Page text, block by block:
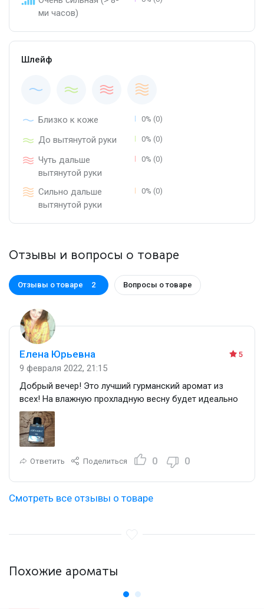
ми часов)
Шлейф
Близко к коже 0% (0)
До вытянутой руки 0% (0)
Чуть дальше
вытянутой руки
0% (0)
Сильно дальше
вытянутой руки
0% (0)
Отзывы и вопросы о товаре
Отзывы о товаре 2 Вопросы о товаре
5
Елена Юрьевна
9 февраля 2022, 21:15
Добрый вечер! Это лучший гурманский аромат из
всех! На влажную прохладную весну будет идеально
Ответить Поделиться 0 0
Смотреть все отзывы о товаре
Похожие ароматы